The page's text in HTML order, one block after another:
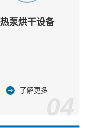
热泵烘干设备
了解更多